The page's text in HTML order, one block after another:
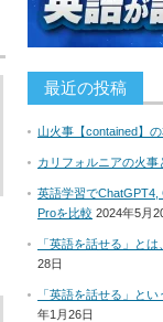
最近の投稿
山火事【contained】
カリフォルニアの火事
英語学習でChatGPT4,
Proを比較 2024年5月
「英語を話せる」と
28日
「英語を話せる」と
年1月26日